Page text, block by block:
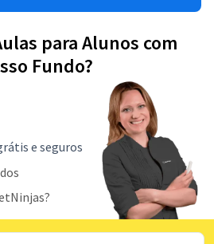
para Alunos com
Fundo?
e seguros